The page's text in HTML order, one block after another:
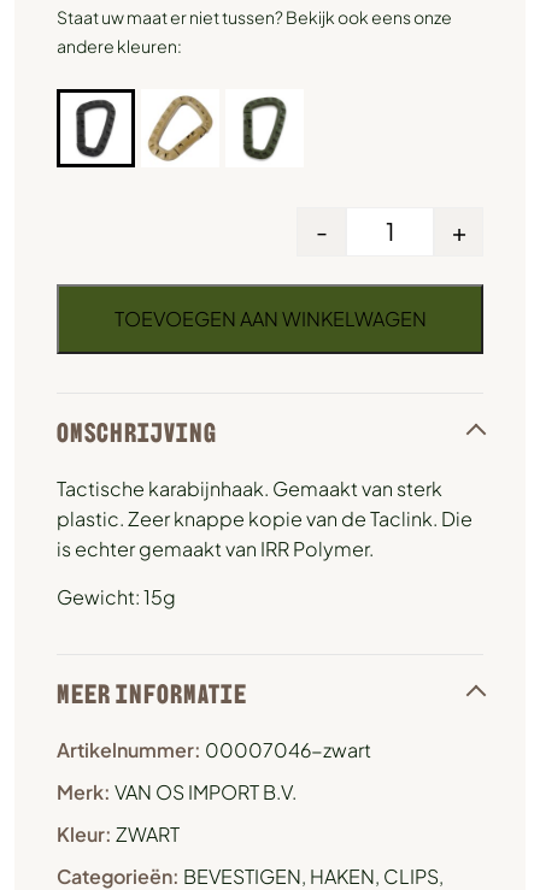
Staat uw maat er niet tussen? Bekijk ook eens onze
andere kleuren:
- +
TOEVOEGEN AAN WINKELWAGEN
OMSCHRIJVING
Tactische karabijnhaak. Gemaakt van sterk
plastic. Zeer knappe kopie van de Taclink. Die
is echter gemaakt van IRR Polymer.
Gewicht: 15g
MEER INFORMATIE
Artikelnummer: 00007046-zwart
Merk: VAN OS IMPORT B.V.
Kleur: ZWART
Categorieën: BEVESTIGEN, HAKEN, CLIPS,